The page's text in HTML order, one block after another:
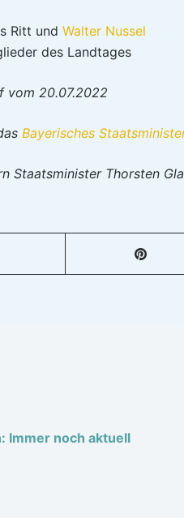
Ritt und Walter Nussel
des Landtages
vom 20.07.2022
Bayerisches
Staatsminister Thorsten
Immer noch aktuell